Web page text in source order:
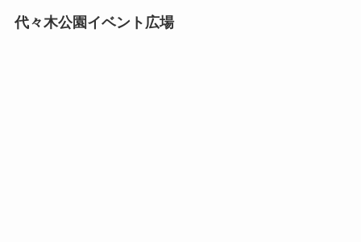
代々木公園イベント広場